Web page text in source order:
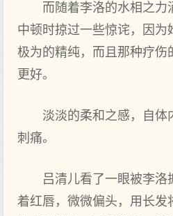
而随着李洛的水相之
中顿时掠过一些惊诧，因为
极为的精纯，而且那种疗伤
更好。
淡淡的柔和之感，自体
刺痛。
吕清儿看了一眼被李
着红唇，微微偏头，用长发